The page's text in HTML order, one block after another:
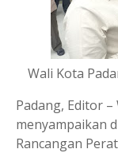
Wali Kota
Padang, Editor –
menyampaikan
Rancangan